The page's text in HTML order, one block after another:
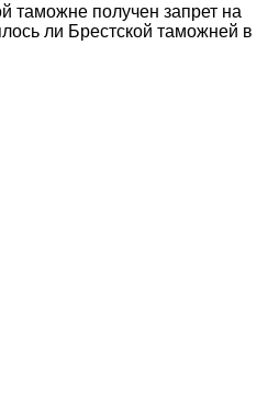
таможне получен запрет на
ли Брестской таможней в